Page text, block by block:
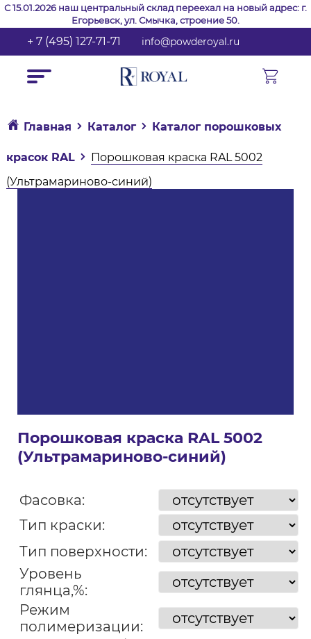
С 15.01.2026 наш центральный склад переехал на новый адрес: г.
Егорьевск, ул. Смычка, строение 50.
+ 7 (495) 127-71-71 info@powderoyal.ru
Главная Каталог Каталог порошковых
красок RAL
Порошковая краска RAL 5002
(Ультрамариново-синий)
Порошковая краска RAL 5002
(Ультрамариново-синий)
Фасовка:
Тип краски:
Тип поверхности:
Уровень
глянца,%:
Режим
полимеризации: